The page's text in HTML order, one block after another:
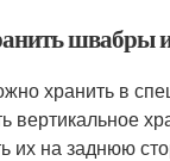
швабры
хранить в
вертикальное
их на заднюю